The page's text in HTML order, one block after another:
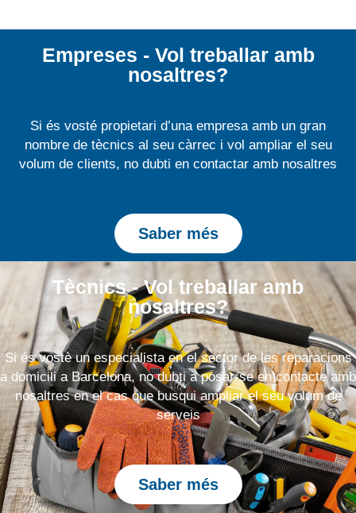
Empreses - Vol treballar amb
nosaltres?
Si és vosté propietari d’una empresa amb un gran
nombre de tècnics al seu càrrec i vol ampliar el seu
volum de clients, no dubti en contactar amb nosaltres
Saber més
Tècnics - Vol treballar amb
nosaltres?
Si és vostè un especialista en el sector de les reparacions
a domicili a Barcelona, no dubti a posar-se en contacte amb
nosaltres en el cas que busqui ampliar el seu volum de
serveis
Saber més